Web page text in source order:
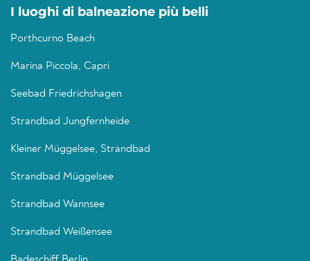
I luoghi di balneazione più belli
Porthcurno Beach
Marina Piccola, Capri
Seebad Friedrichshagen
Strandbad Jungfernheide
Kleiner Müggelsee, Strandbad
Strandbad Müggelsee
Strandbad Wannsee
Strandbad Weißensee